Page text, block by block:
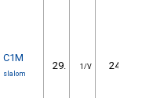
C1M
slalom
29. 1/V 24.30